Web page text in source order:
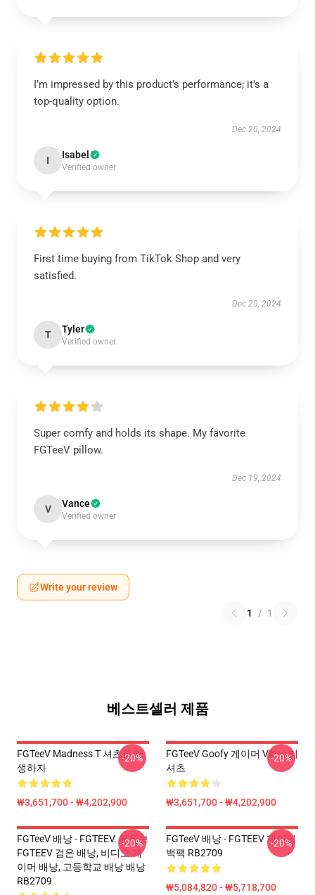
I’m impressed by this product’s performance; it’s a
top-quality option.
Dec 20, 2024
I Isabel
Verified owner
First time buying from TikTok Shop and very
satisfied.
Dec 20, 2024
T Tyler
Verified owner
Super comfy and holds its shape. My favorite
FGTeeV pillow.
Dec 19, 2024
V Vance
Verified owner
Write your review
1 / 1
베스트셀러 제품
FGTeeV Madness T 셔츠를 재
생하자
₩3,651,700 - ₩4,202,900
-20%
FGTeeV Goofy 게이머 Vibes 티
셔츠
₩3,651,700 - ₩4,202,900
-20%
FGTeeV 배낭 - FGTEEV. 유튜브
FGTEEV 검은 배낭, 비디오 게
이머 배낭, 고등학교 배낭 배낭
RB2709
-20%
FGTeeV 배낭 - FGTEEV 게이밍
백팩 RB2709
₩5,084,820 - ₩5,718,700
-20%